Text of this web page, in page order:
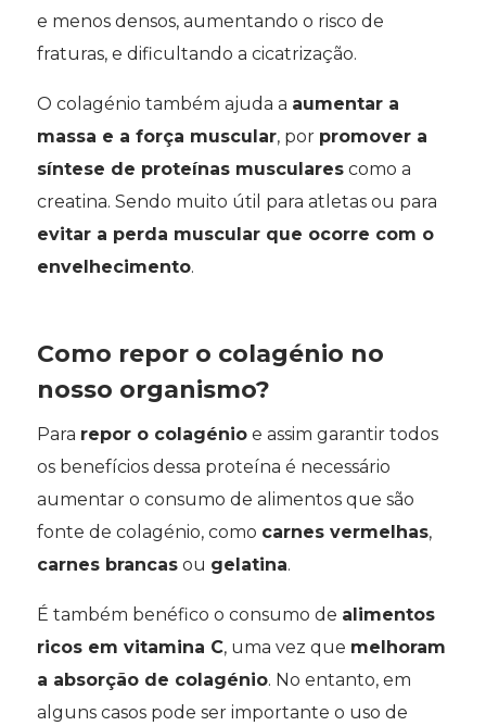
e menos densos, aumentando o risco de
fraturas, e dificultando a cicatrização.
O colagénio também ajuda a aumentar a
massa e a força muscular, por promover a
síntese de proteínas muscularescomo a
creatina. Sendo muito útil para atletas ou para
evitar a perda muscular que ocorre com o
envelhecimento.
Como repor o colagénio no
nosso organismo?
Para repor o colagénioe assim garantir todos
os benefícios dessa proteína é necessário
aumentar o consumo de alimentos que são
fonte de colagénio, como carnes vermelhas,
carnes brancasou gelatina.
É também benéfico o consumo de alimentos
ricos em vitamina C, uma vez que melhoram
a absorção de colagénio. No entanto, em
alguns casos pode ser importante o uso de